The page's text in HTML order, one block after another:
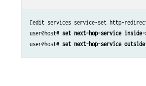
[edit services service-set http-
user@host# set next-hop-service
user@host# set next-hop-service